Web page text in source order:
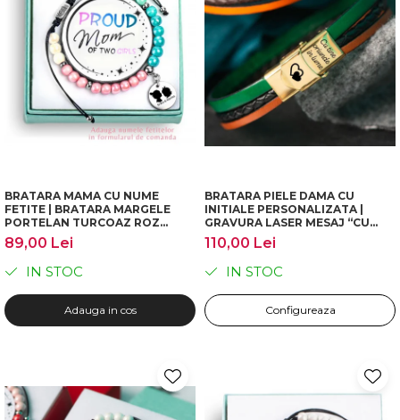
BRATARA MAMA CU NUME
FETITE | BRATARA MARGELE
PORTELAN TURCOAZ ROZ
PERSONALIZATA | CADOU
MAMA COPII | DICHIS
89,00 Lei
IN STOC
Adauga in cos
BRATARA PIELE DAMA CU
INITIALE PERSONALIZATA |
GRAVURA LASER MESAJ “CU
TINE ORIUNDE IN LUME” |
BRATARA CU MESAJ CADOU
110,00 Lei
IN STOC
Configureaza